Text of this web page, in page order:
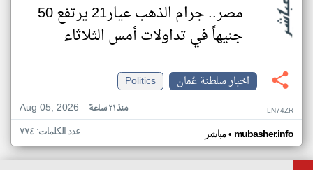
مصر.. جرام الذهب عيار21 يرتفع 50
جنيهاً في تداولات أمس الثلاثاء
اخبار سلطنة عُمان
Politics
Aug 05, 2026
منذ ٢١ ساعة LN74ZR
مباشر• mubasher.info عدد الكلمات: ٧٧٤